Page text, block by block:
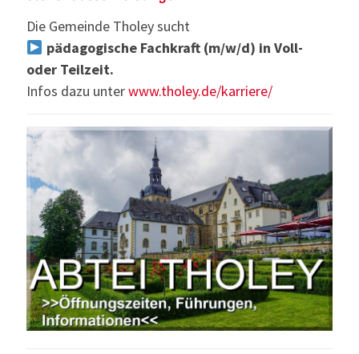
Die Gemeinde Tholey sucht
pädagogische Fachkraft (m/w/d) in Voll-
oder Teilzeit.
Infos dazu unterwww.tholey.de/karriere/